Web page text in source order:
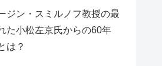
ジン・スミルノフ教授の最
た小松左京氏からの60年
は？